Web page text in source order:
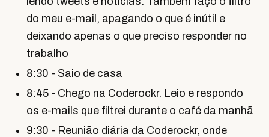
do meu e-mail, apagando o que é inútil e
deixando apenas o que preciso responder no
trabalho
8:30 - Saio de casa
8:45 - Chego na Coderockr. Leio e respondo
os e-mails que filtrei durante o café da manhã
9:30 - Reunião diária da Coderockr, onde